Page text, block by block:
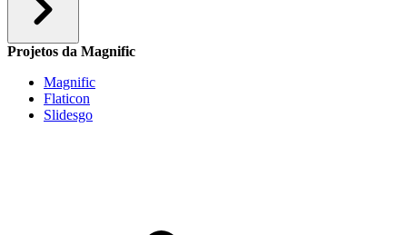
Projetos da Magnific
Magnific
Flaticon
Slidesgo